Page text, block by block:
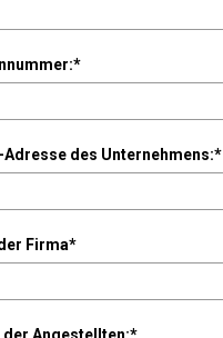
Adresse des Unternehmens:*
Firma*